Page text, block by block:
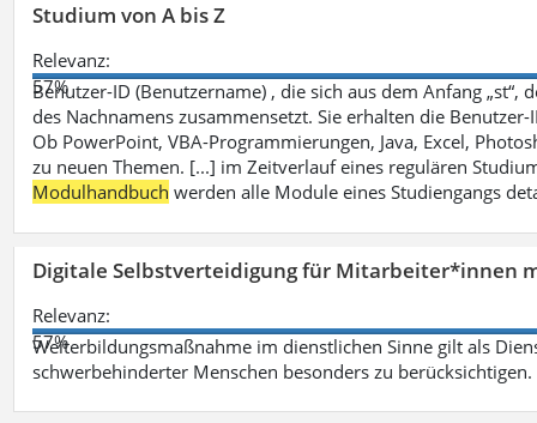
Studium von A bis Z
Relevanz:
57%
Benutzer-ID (Benutzername) , die sich aus dem Anfang „st“,
des Nachnamens zusammensetzt. Sie erhalten die
Ob PowerPoint, VBA-Programmierungen, Java, Excel,
zu neuen Themen. [...] im Zeitverlauf eines regulären
Modulhandbuch werden alle Module eines Studiengangs
Digitale Selbstverteidigung für Mitarbeiter*innen
Relevanz:
57%
Weiterbildungsmaßnahme im dienstlichen Sinne gilt als
schwerbehinderter Menschen besonders zu berücksichtigen.